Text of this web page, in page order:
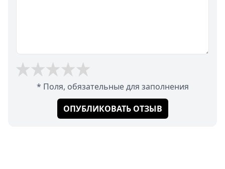
* Поля, обязательные для заполнения
ОПУБЛИКОВАТЬ ОТЗЫВ